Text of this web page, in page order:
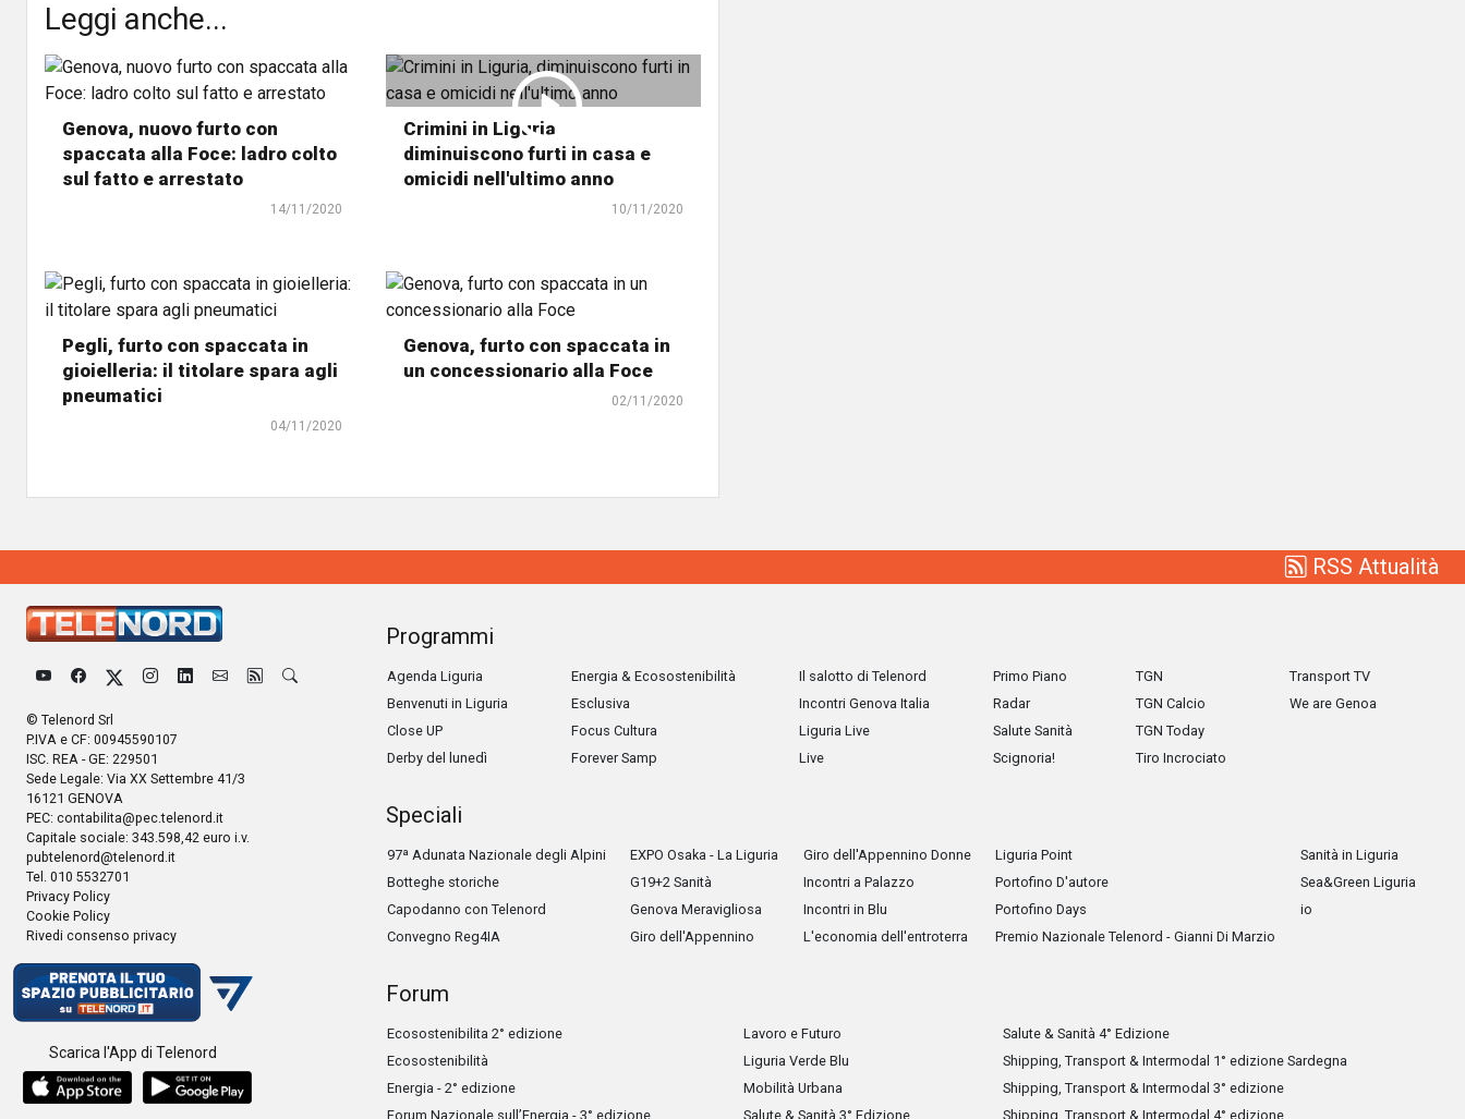
Leggi anche...
Genova, nuovo furto con
spaccata alla Foce: ladro colto
sul fatto e arrestato
14/11/2020
Crimini in Liguria,
diminuiscono furti in casa e
omicidi nell'ultimo anno
10/11/2020
Pegli, furto con spaccata in
gioielleria: il titolare spara agli
pneumatici
04/11/2020
Genova, furto con spaccata in
un concessionario alla Foce
02/11/2020
RSS Attualità
© Telenord Srl
P.IVA e CF: 00945590107
ISC. REA - GE: 229501
Sede Legale: Via XX Settembre 41/3
16121 GENOVA
PEC: contabilita@pec.telenord.it
Capitale sociale: 343.598,42 euro i.v.
pubtelenord@telenord.it
Tel. 010 5532701
Privacy Policy
Cookie Policy
Rivedi consenso privacy
Scarica l'App di Telenord
Programmi
Agenda Liguria
Benvenuti in Liguria
Close UP
Derby del lunedì
Energia & Ecosostenibilità
Esclusiva
Focus Cultura
Forever Samp
Il salotto di Telenord
Incontri Genova Italia
Liguria Live
Live
Primo Piano
Radar
Salute Sanità
Scignoria!
TGN
TGN Calcio
TGN Today
Tiro Incrociato
Transport TV
We are Genoa
Speciali
97ª Adunata Nazionale degli Alpini
Botteghe storiche
Capodanno con Telenord
Convegno Reg4IA
EXPO Osaka - La Liguria
G19+2 Sanità
Genova Meravigliosa
Giro dell'Appennino
Giro dell'Appennino Donne
Incontri a Palazzo
Incontri in Blu
L'economia dell'entroterra
Liguria Point
Portofino D'autore
Portofino Days
Premio Nazionale Telenord - Gianni Di Marzio
Sanità in Liguria
Sea&Green Liguria
io
Forum
Ecosostenibilita 2° edizione
Ecosostenibilità
Energia - 2° edizione
Forum Nazionale sull’Energia - 3° edizione
Lavoro e Futuro
Liguria Verde Blu
Mobilità Urbana
Salute & Sanità 3° Edizione
Salute & Sanità 4° Edizione
Shipping, Transport & Intermodal 1° edizione Sardegna
Shipping, Transport & Intermodal 3° edizione
Shipping, Transport & Intermodal 4° edizione